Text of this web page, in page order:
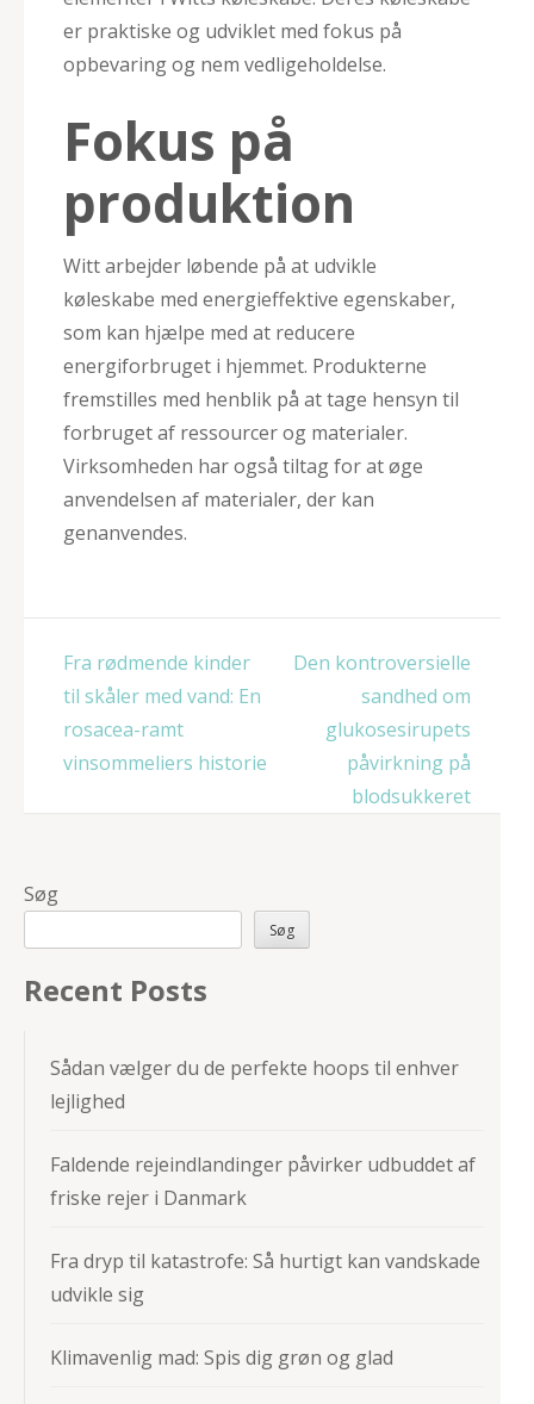
er praktiske og udviklet med fokus på
opbevaring og nem vedligeholdelse.
Fokus på
produktion
Witt arbejder løbende på at udvikle
køleskabe med energieffektive egenskaber,
som kan hjælpe med at reducere
energiforbruget i hjemmet. Produkterne
fremstilles med henblik på at tage hensyn til
forbruget af ressourcer og materialer.
Virksomheden har også tiltag for at øge
anvendelsen af materialer, der kan
genanvendes.
Indlægsnavigation
Fra rødmende kinder
til skåler med vand: En
rosacea-ramt
vinsommeliers historie
Den kontroversielle
sandhed om
glukosesirupets
påvirkning på
blodsukkeret
Søg
Søg
Recent Posts
Sådan vælger du de perfekte hoops til enhver
lejlighed
Faldende rejeindlandinger påvirker udbuddet af
friske rejer i Danmark
Fra dryp til katastrofe: Så hurtigt kan vandskade
udvikle sig
Klimavenlig mad: Spis dig grøn og glad